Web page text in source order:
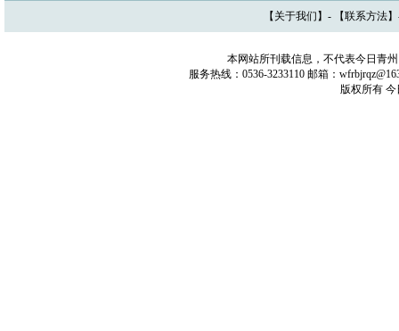
【 关于我们 】- 【联系方法
本网站所刊载信息，不代表今日青
服务热线：0536-3233110 邮箱：
版权所有 今